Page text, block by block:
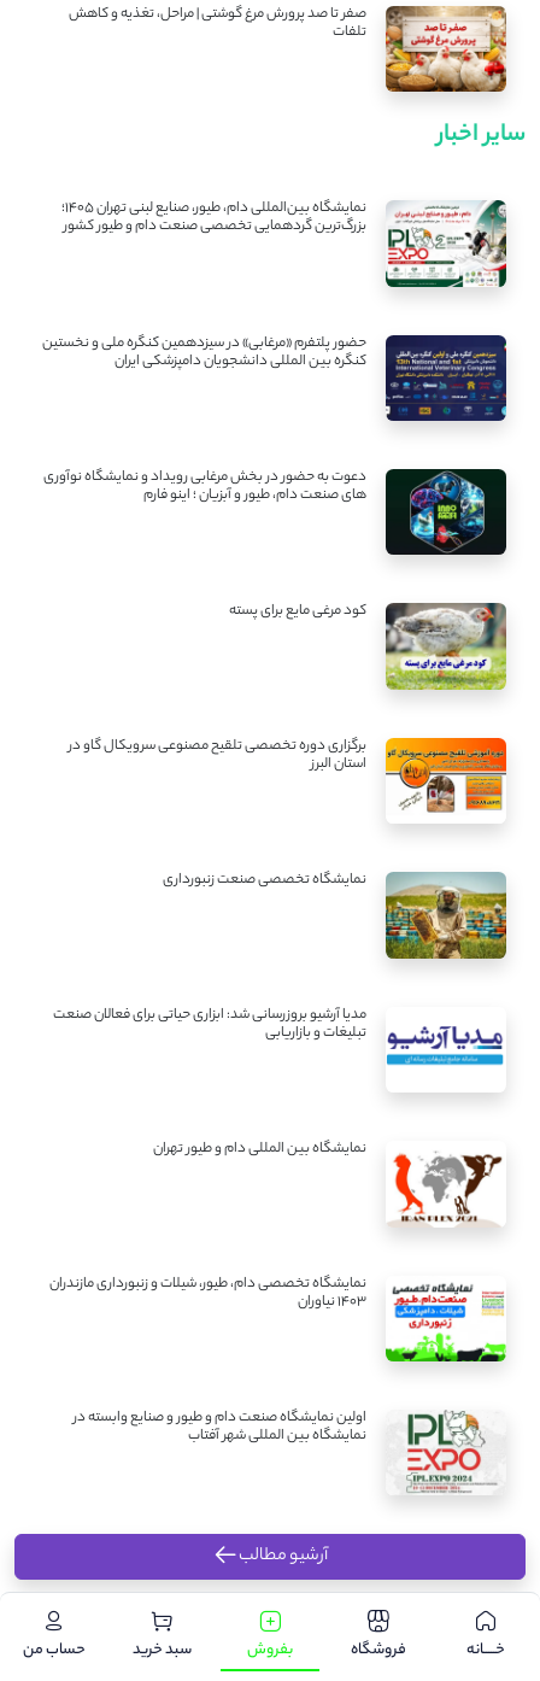
صفر تا صد پرورش مرغ گوشتی | مراحل، تغذیه و کاهش
تلفات
سایر اخبار
نمایشگاه بین‌المللی دام، طیور، صنایع لبنی تهران ۱۴۰۵؛
بزرگ‌ترین گردهمایی تخصصی صنعت دام و طیور کشور
حضور پلتفرم «مرغابی» در سیزدهمین کنگره ملی و نخستین
کنگره بین ‌المللی دانشجویان دامپزشکی ایران
دعوت به حضور در بخش مرغابی رویداد و نمایشگاه نوآوری
های صنعت دام، طیور و آبزیان ؛ اینو فارم
کود مرغی مایع برای پسته
برگزاری دوره تخصصی تلقیح مصنوعی سرویکال گاو در
استان البرز
نمایشگاه تخصصی صنعت زنبورداری
مدیا آرشیو بروزرسانی شد: ابزاری حیاتی برای فعالان صنعت
تبلیغات و بازاریابی
نمایشگاه بین المللی دام و طیور تهران
نمایشگاه تخصصی دام، طیور، شیلات و زنبورداری مازندران
1403 نیاوران
اولین نمایشگاه صنعت دام و طیور و صنایع وابسته در
نمایشگاه بین المللی شهر آفتاب
آرشیو مطالب
خـــــانه فروشگاه بفروش سبد خرید حساب من